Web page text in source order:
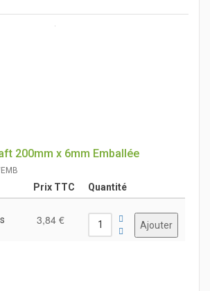
200mm x 6mm Emballée
Prix TTC Quantité
3,84 €